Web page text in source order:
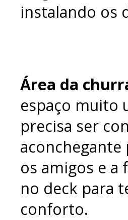
instalando os
Área da
espaço muito
precisa ser
aconchegante
os amigos e a
no deck para
conforto.